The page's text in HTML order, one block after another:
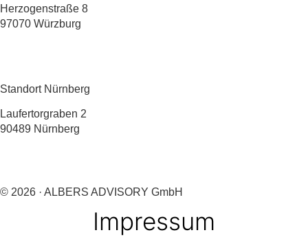
Herzogenstraße 8
97070 Würzburg
Standort Nürnberg
Laufertorgraben 2
90489 Nürnberg
© 2026 · ALBERS ADVISORY GmbH
Impressum